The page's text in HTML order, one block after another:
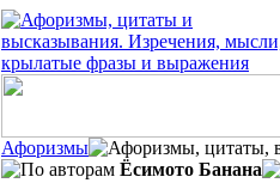
Афоризмы
Ёсимото Банана